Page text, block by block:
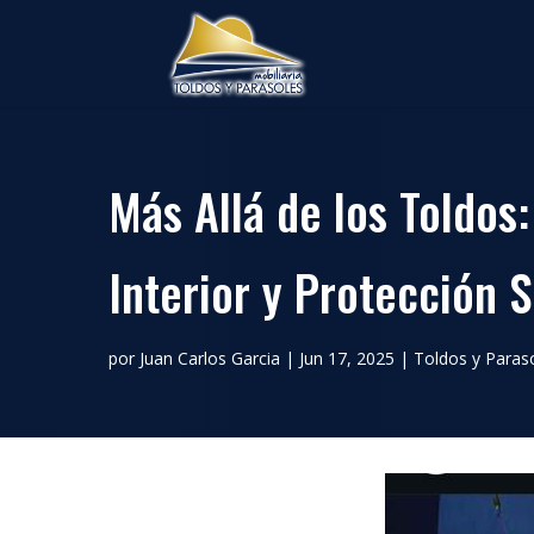
Más Allá de los
Interior y Protección
por Juan Carlos Garcia | Jun 17, 2025 | Toldos y